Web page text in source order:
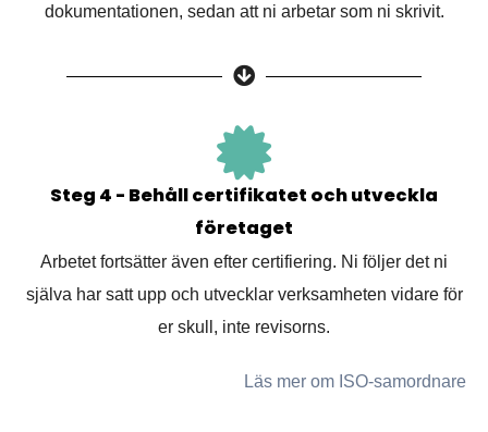
dokumentationen, sedan att ni arbetar som ni skrivit.
Steg 4 - Behåll certifikatet och utveckla
företaget
Arbetet fortsätter även efter certifiering. Ni följer det ni
själva har satt upp och utvecklar verksamheten vidare för
er skull, inte revisorns.
Läs mer om ISO-samordnare